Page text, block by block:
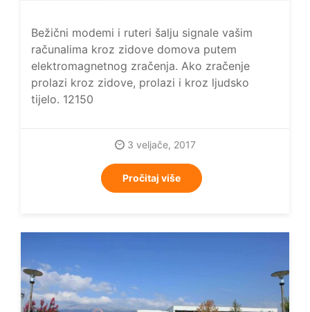
Bežični modemi i ruteri šalju signale vašim
računalima kroz zidove domova putem
elektromagnetnog zračenja. Ako zračenje
prolazi kroz zidove, prolazi i kroz ljudsko
tijelo. 12150
Pročitaj više
3 veljače, 2017